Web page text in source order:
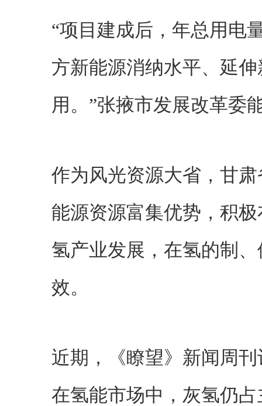
“项目建成后，年总用电
方新能源消纳水平、延
用。”张掖市发展改革委
作为风光资源大省，甘
能源资源富集优势，积
氢产业发展，在氢的制
效。
近期，《瞭望》新闻周
在氢能市场中，灰氢仍